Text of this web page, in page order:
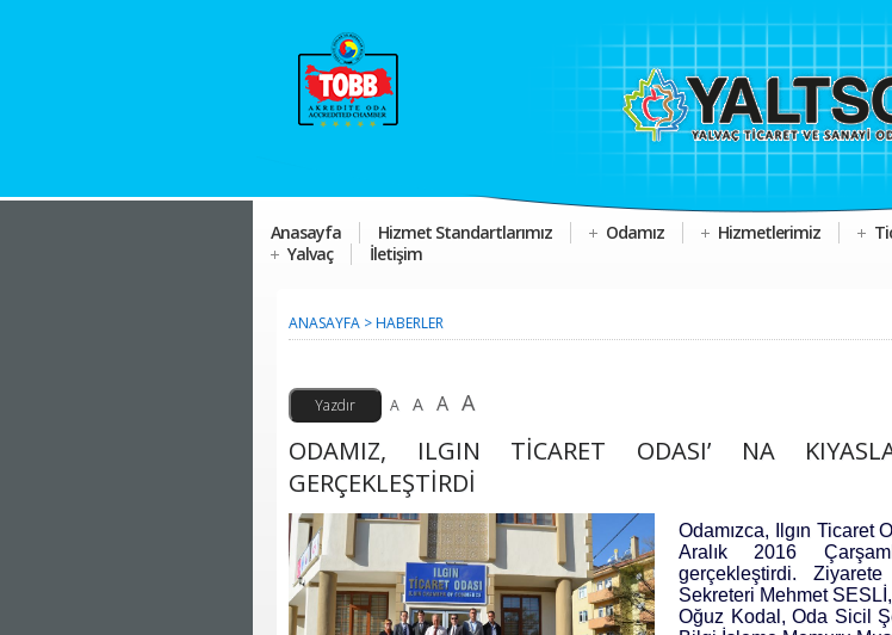
Anasayfa Hizmet Standartlarımız Odamız Hizmetlerimiz
Yalvaç
İletişim
ANASAYFA >HABERLER
A A A A
ODAMIZ, ILGIN TİCARET ODASI’ NA
GERÇEKLEŞTİRDİ
Odamızca, Ilgın Ticaret
Aralık 2016
gerçekleştirdi. Ziyarete
Sekreteri Mehmet
Oğuz Kodal, Oda Sicil